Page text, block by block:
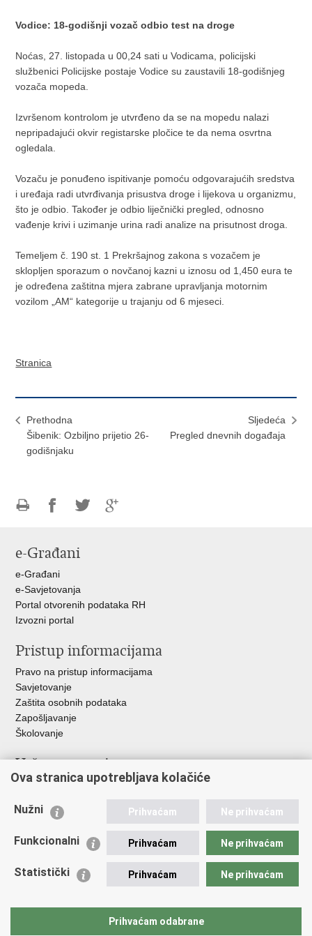
Vodice: 18-godišnji vozač odbio test na droge
Noćas, 27. listopada u 00,24 sati u Vodicama, policijski
službenici Policijske postaje Vodice su zaustavili 18-godišnjeg
vozača mopeda.
Izvršenom kontrolom je utvrđeno da se na mopedu nalazi
nepripadajući okvir registarske pločice te da nema osvrtna
ogledala.
Vozaču je ponuđeno ispitivanje pomoću odgovarajućih sredstva
i uređaja radi utvrđivanja prisustva droge i lijekova u organizmu,
što je odbio. Također je odbio liječnički pregled, odnosno
vađenje krivi i uzimanje urina radi analize na prisutnost droga.
Temeljem č. 190 st. 1 Prekršajnog zakona s vozačem je
sklopljen sporazum o novčanoj kazni u iznosu od 1,450 eura te
je određena zaštitna mjera zabrane upravljanja motornim
vozilom „AM“ kategorije u trajanju od 6 mjeseci.
Stranica
Prethodna
Šibenik: Ozbiljno prijetio 26-
godišnjaku
Sljedeća
Pregled dnevnih događaja
FacebookuTwitteru
e-Građani
e-Građani
e-Savjetovanja
Portal otvorenih podataka RH
Izvozni portal
Pristup informacijama
Pravo na pristup informacijama
Savjetovanje
Zaštita osobnih podataka
Zapošljavanje
Školovanje
Važne poveznice
Ministarstvo unutarnjih poslova
Udruge
Policijska akademija
Zaklada policijske solidarnosti
Vučetić"
Ova stranica upotrebljava kolačiće
Nužni Prihvaćam Ne prihvaćam
Funkcionalni Prihvaćam Ne prihvaćam
Statistički Prihvaćam Ne prihvaćam
Prihvaćam odabrane